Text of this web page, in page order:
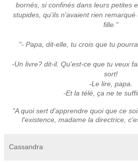
bornés, si confinés dans leurs petites
stupides, qu'ils n'avaient rien
fille."
"- Papa, dit-elle, tu crois que tu
-Un livre? dit-il. Qu'est-ce que tu veux
sort!
-Le lire, papa.
-Et la télé, ça ne te
"A quoi sert d'apprendre quoi que ce
l'existence, madame la directrice,
Cassandra